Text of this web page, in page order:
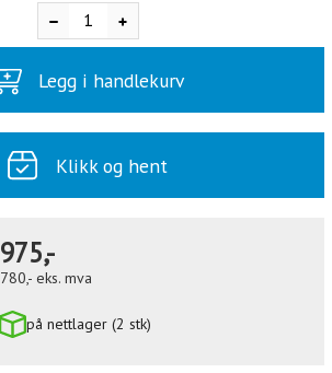
Legg i handlekurv
Klikk og hent
975,-
780,- eks. mva
på nettlager (2 stk)